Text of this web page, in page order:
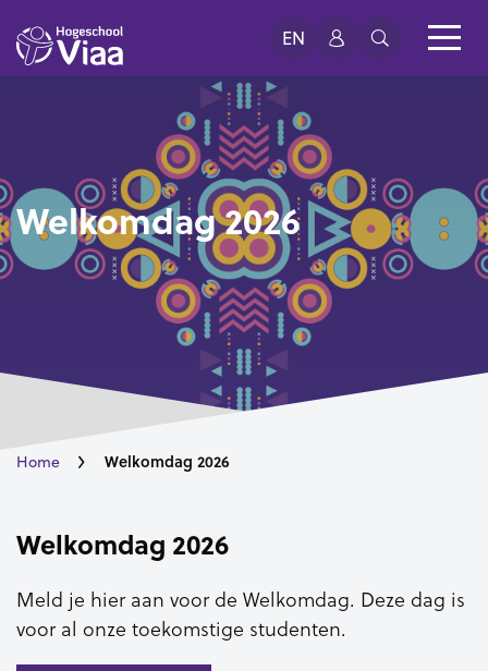
EN
Welkomdag 2026
Home Welkomdag 2026
Welkomdag 2026
Meld je hier aan voor de Welkomdag. Deze dag is
voor al onze toekomstige studenten.